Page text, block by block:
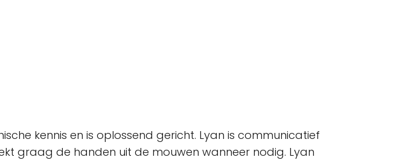
kennis en is oplossend gericht. Lyan is communicatief
graag de handen uit de mouwen wanneer nodig. Lyan